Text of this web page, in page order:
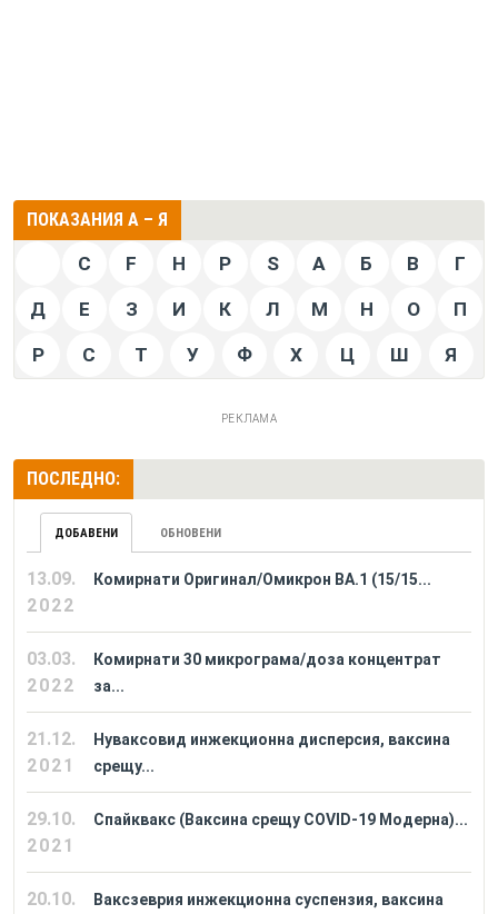
ПОКАЗАНИЯ А – Я
C F H P S А Б В Г
Д Е З И К Л М Н О П
Р С Т У Ф Х Ц Ш Я
РЕКЛАМА
ПОСЛЕДНО:
ДОБАВЕНИ ОБНОВЕНИ
13.09.
2022
Комирнати Оригинал/Омикрон BA.1 (15/15...
03.03.
2022
Комирнати 30 микрограма/доза концентрат
за...
21.12.
2021
Нуваксовид инжекционна дисперсия, ваксина
срещу...
29.10.
2021
Спайквакс (Ваксина срещу COVID-19 Модерна)...
20.10.
Ваксзеврия инжекционна суспензия, ваксина